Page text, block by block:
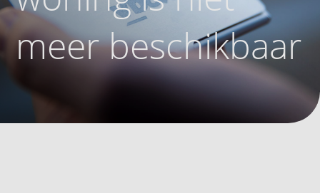
meer beschikbaar